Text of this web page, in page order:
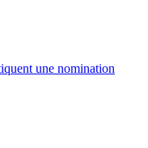
une nomination